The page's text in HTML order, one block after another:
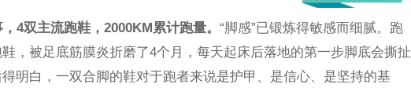
4双主流跑鞋，2000KM累计跑量。 “脚感”已锻炼得敏感而细腻。跑
，被足底筋膜炎折磨了4个月，每天起床后落地的第一步脚底会撕扯
明白，一双合脚的鞋对于跑者来说是护甲、是信心、是坚持的基